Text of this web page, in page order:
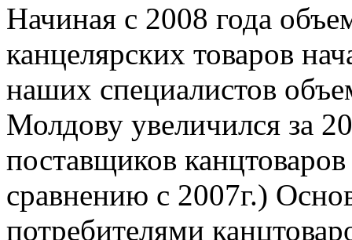
Начиная с 2008 года
канцелярских товаров
наших специалистов
Молдову увеличился за
поставщиков
сравнению с 2007г.)
потребителями